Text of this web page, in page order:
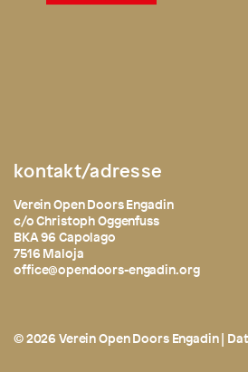
kontakt/adresse
Verein Open Doors Engadin
c/o Christoph Oggenfuss
BKA 96 Capolago
7516 Maloja
office@opendoors-engadin.org
© 2026 Verein Open Doors Engadin |